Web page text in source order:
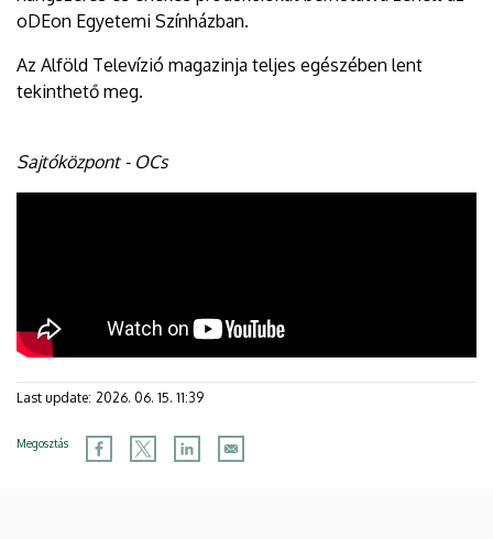
oDEon Egyetemi Színházban.
Az Alföld Televízió magazinja teljes egészében lent
tekinthető meg.
Sajtóközpont - OCs
Last update: 2026. 06. 15. 11:39
Megosztás